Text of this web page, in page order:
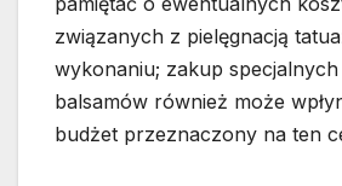
związanych z pielęgnacją
wykonaniu; zakup
balsamów również może
budżet przeznaczony na ten